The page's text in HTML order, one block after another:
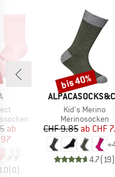
Preis
ab
(0)
MARKE
Artikel
Kid's Merino
Produktgruppe
Merinosocken
Preis
CHF 9.85 ab CHF
+
4.7(19)
Rabatt
bis 40%